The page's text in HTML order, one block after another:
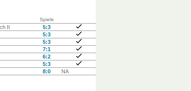
Spiele
II
5:3
5:3
5:3
7:1
6:2
5:3
8:0 NA